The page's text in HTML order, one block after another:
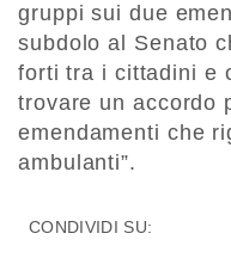
gruppi sui due
subdolo al Senato
forti tra i cittadini e
trovare un accordo
emendamenti che
ambulanti”.
CONDIVIDI SU: